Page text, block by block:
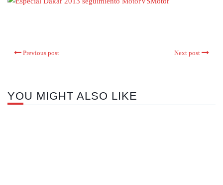
Previous post Next post
YOU MIGHT ALSO LIKE